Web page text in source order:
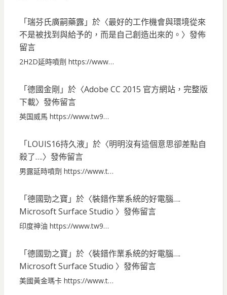
「瑞芬氏廣嗣藥露」於〈最好的工作機會與環境從來
不是被找到與給予的，而是自己創造出來的。 〉發佈
留言
2H2D延時噴劑 https://www…
「德國金剛 」於〈Adobe CC 2015 官方網站，完整版
下載〉發佈留言
英国威馬 https://www.tw9…
「LOUIS16持久液」於〈明明沒有這個意思卻差點自
殺了….〉發佈留言
男露延時噴劑 https://www.t…
「德國勁之寶 」於〈裝錯作業系統的好電腦….
Microsoft Surface Studio 〉發佈留言
印度神油 https://www.tw9…
「德國勁之寶 」於〈裝錯作業系統的好電腦….
Microsoft Surface Studio 〉發佈留言
美國黃金瑪卡 https://www.t…